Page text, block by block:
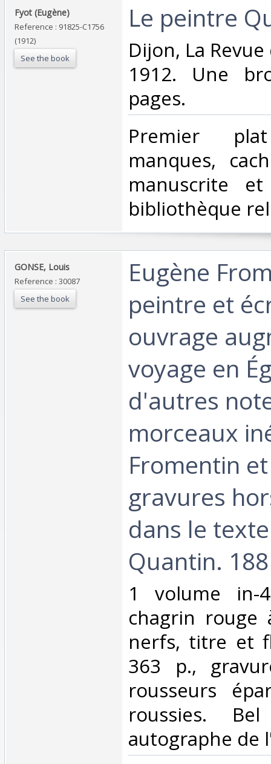
‎Fyot (Eugène)‎
Reference : 91825-C1756
(1912)
See the book
‎Le peintre
‎Dijon, La
1912. Une
pages.‎
‎Premier
manques,
manuscrite
bibliothèque
‎GONSE, Louis‎
Reference : 30087
See the book
‎Eugène
peintre et
ouvrage
voyage en
d'autres
morceaux
Fromentin
gravures
dans le
Quantin.
‎1 volume in-
chagrin rouge
nerfs, titre et
363 p.,
rousseurs
roussies.
autographe de